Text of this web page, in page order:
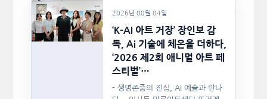
2026년 08월 04일
‘K-AI 아트 거장’ 장인보 감
독, Ai 기술에 체온을 더하다,
‘2026 제2회 애니멀 아트 페
스티벌’…
- 생명존중의 진심, AI 예술과 만나